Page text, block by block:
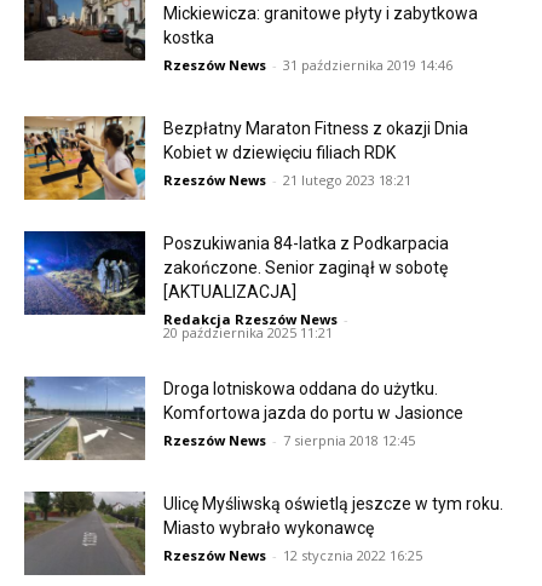
Mickiewicza: granitowe płyty i zabytkowa
kostka
Rzeszów News - 31 października 2019 14:46
Bezpłatny Maraton Fitness z okazji Dnia
Kobiet w dziewięciu filiach RDK
Rzeszów News - 21 lutego 2023 18:21
Poszukiwania 84-latka z Podkarpacia
zakończone. Senior zaginął w sobotę
[AKTUALIZACJA]
Redakcja Rzeszów News -
20 października 2025 11:21
Droga lotniskowa oddana do użytku.
Komfortowa jazda do portu w Jasionce
Rzeszów News - 7 sierpnia 2018 12:45
Ulicę Myśliwską oświetlą jeszcze w tym roku.
Miasto wybrało wykonawcę
Rzeszów News - 12 stycznia 2022 16:25